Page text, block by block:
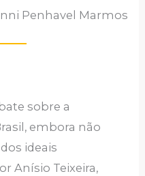
Penhavel Marmos
sobre a
embora não
ideais
Anísio Teixeira,